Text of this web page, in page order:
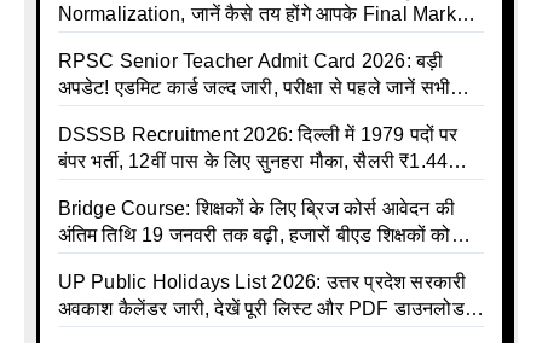
Normalization, जानें कैसे तय होंगे आपके Final Marks
RPSC Senior Teacher Admit Card 2026: बड़ी
अपडेट! एडमिट कार्ड जल्द जारी, परीक्षा से पहले जानें सभी
DSSSB Recruitment 2026: दिल्ली में 1979 पदों पर
बंपर भर्ती, 12वीं पास के लिए सुनहरा मौका, सैलरी ₹1.44
Bridge Course: शिक्षकों के लिए ब्रिज कोर्स आवेदन की
अंतिम तिथि 19 जनवरी तक बढ़ी, हजारों बीएड शिक्षकों को
UP Public Holidays List 2026: उत्तर प्रदेश सरकारी
अवकाश कैलेंडर जारी, देखें पूरी लिस्ट और PDF डाउनलोड